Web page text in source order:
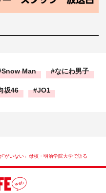
すか（と高見沢を見る）。
んですよね。文化祭で演
うときにモテてたのは桜
かれていく。で、高見沢は
だろうな。だから桜井の
活はやっぱり高見沢。
Snow Man なにわ男子
坂46 JO1
がいない」母校・明治学院大学で語る